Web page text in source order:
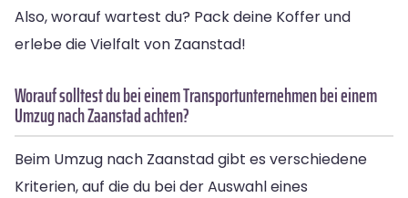
Also, worauf wartest du? Pack deine Koffer und
erlebe die Vielfalt von Zaanstad!
Worauf solltest du bei einem Transportunternehmen bei einem
Umzug nach Zaanstad achten?
Beim Umzug nach Zaanstad gibt es verschiedene
Kriterien, auf die du bei der Auswahl eines